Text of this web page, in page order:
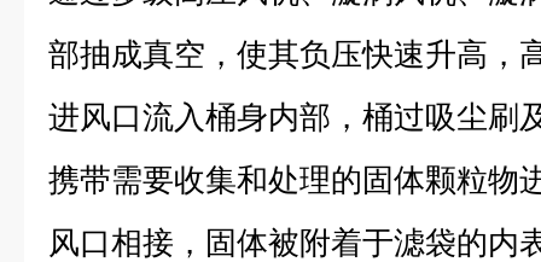
部抽成真空，使其负压快速升高，
进风口流入桶身内部，桶过吸尘刷
携带需要收集和处理的固体颗粒物
风口相接，固体被附着于滤袋的内